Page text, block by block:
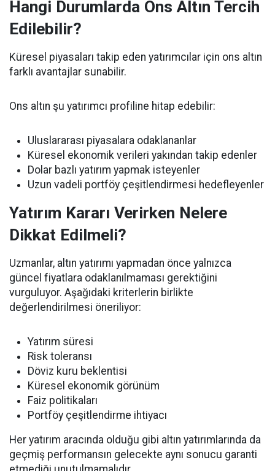
Hangi Durumlarda Ons Altın Tercih
Edilebilir?
Küresel piyasaları takip eden yatırımcılar için ons altın
farklı avantajlar sunabilir.
Ons altın şu yatırımcı profiline hitap edebilir:
Uluslararası piyasalara odaklananlar
Küresel ekonomik verileri yakından takip edenler
Dolar bazlı yatırım yapmak isteyenler
Uzun vadeli portföy çeşitlendirmesi hedefleyenler
Yatırım Kararı Verirken Nelere
Dikkat Edilmeli?
Uzmanlar, altın yatırımı yapmadan önce yalnızca
güncel fiyatlara odaklanılmaması gerektiğini
vurguluyor. Aşağıdaki kriterlerin birlikte
değerlendirilmesi öneriliyor:
Yatırım süresi
Risk toleransı
Döviz kuru beklentisi
Küresel ekonomik görünüm
Faiz politikaları
Portföy çeşitlendirme ihtiyacı
Her yatırım aracında olduğu gibi altın yatırımlarında da
geçmiş performansın gelecekte aynı sonucu garanti